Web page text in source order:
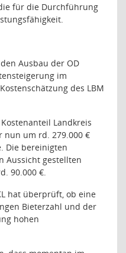
für die Durchführung
Ausbau der OD
im
des LBM
Landkreis
nun um rd. 279.000 €
Die bereinigten
Aussicht gestellten
90.000 €.
hat überprüft, ob eine
Bieterzahl und der
hohen